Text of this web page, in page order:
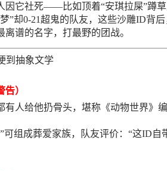
因它社死——比如顶着“安琪拉屎”蹲
”却0-21超鬼的队友，这些沙雕ID背
谱的名字，打最野的团战。
到抽象文学
）
有人给他扔骨头，堪称《动物世界》
可组成葬爱家族，队友评价：“这ID自